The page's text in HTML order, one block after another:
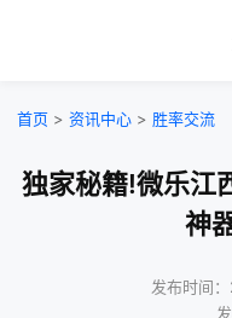
首页 > 资讯中心 > 胜率交流
独家秘籍!微乐江
神
发布时间